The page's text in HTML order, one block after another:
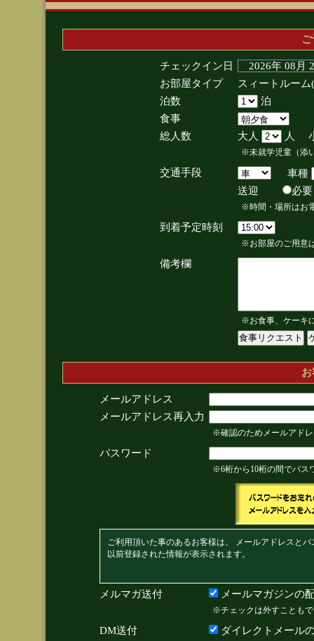
チェックイン日
2026年 08
お部屋タイプ
スィートルー
泊数
泊
食事
総人数
大人 人
※未就学児童（添
交通手段
車種
送迎
※時間・場所はお
到着予定時刻
※お部屋のご用意
備考欄
※お食事、ケーキ
メールアドレス
メールアドレス再入力
※確認のためメールアド
パスワード
※6桁から10桁の間でパス
ご利用頂いた事のあるお客様は、 メールアドレスと
以前登録された情報が表示されます。
メルマガ送付 メールマガジンの
※チェックは外すことも
DM送付 ダイレクトメール